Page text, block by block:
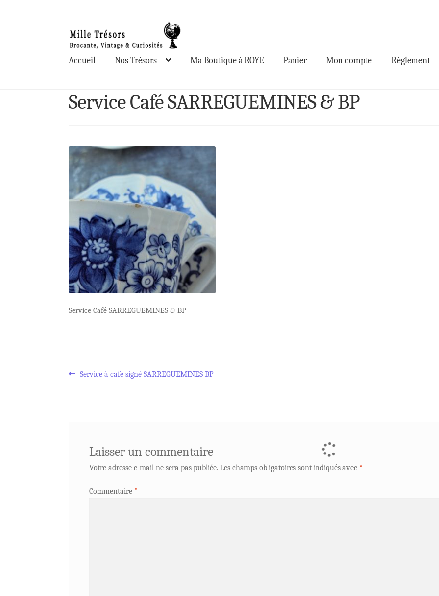
à
la
navigation
au
contenu
Accueil Nos Trésors Ma Boutique à ROYE Panier Mon compte Règlement
Service Café SARREGUEMINES & BP
Service Café SARREGUEMINES & BP
Navigation
Article
Service à café signé SARREGUEMINES BP
Laisser un commentaire
Votre adresse e-mail ne sera pas publiée. Les champs obligatoires sont indiqués avec *
Commentaire *